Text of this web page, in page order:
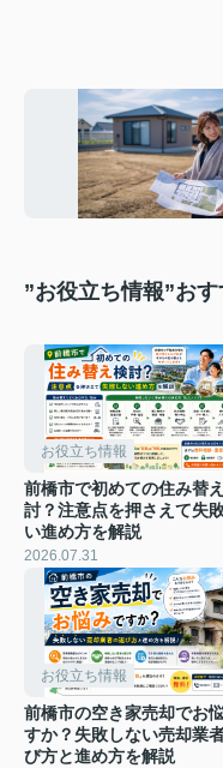
”お役立ち情報”お
お役立ち情報
前橋市で初めての住み替
討？注意点を押さえて失
い進め方を解説
2026.07.31
お役立ち情報
前橋市の空き家売却でお
すか？失敗しない売却業
び方と進め方を解説